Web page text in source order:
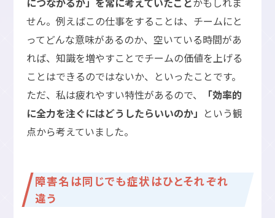
せん。例えばこの仕事をすることは、チームにと
ってどんな意味があるのか、空いている時間があ
れば、知識を増やすことでチームの価値を上げる
ことはできるのではないか、といったことです。
ただ、私は疲れやすい特性があるので、
「効率的
に全力を注ぐにはどうしたらいいのか」 という観
点から考えていました。
障害名は同じでも症状はひとそれぞれ
違う